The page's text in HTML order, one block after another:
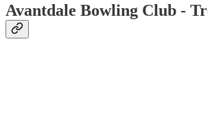
Avantdale Bowling Club -